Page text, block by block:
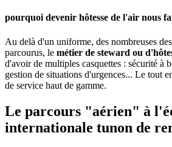
pourquoi devenir hôtesse de l'air nous
Au delà d'un uniforme, des nombreuses
parcourus, le métier de steward ou
d'avoir de multiples casquettes : sécurité à
gestion de situations d'urgences... Le tout
de service haut de gamme.
Le parcours "aérien" à
internationale tunon de